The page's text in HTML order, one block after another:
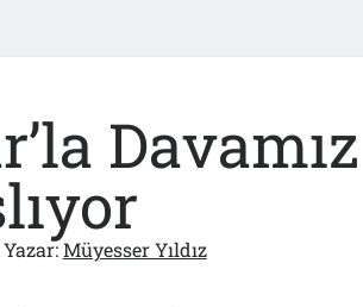
Davamız
Müyesser Yıldız